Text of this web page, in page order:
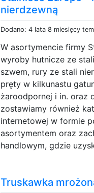
nierdzewną
Dodano: 4 lata 8 miesięcy
W asortymencie firmy
wyroby hutnicze ze
szwem, rury ze stali
pręty w kilkunastu
żaroodpornej i in. oraz
zostawiamy również
internetowej w formie
asortymentem oraz
handlowym, gdzie
Truskawka